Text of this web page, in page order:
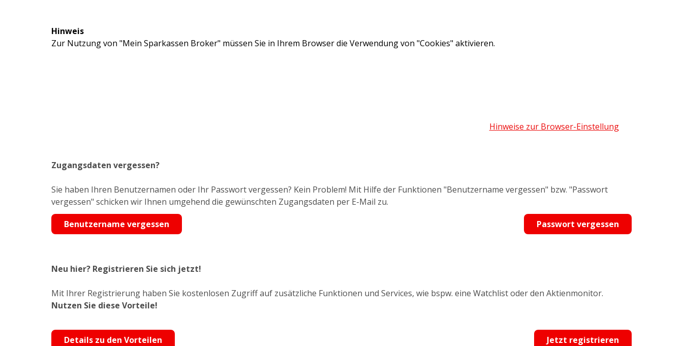
Hinweis
Zur Nutzung von "Mein Sparkassen Broker" müssen Sie in Ihrem Browser die Verwendung von "Cookies" aktivieren.
Hinweise zur Browser-Einstellung
Zugangsdaten vergessen?
Sie haben Ihren Benutzernamen oder Ihr Passwort vergessen? Kein Problem! Mit Hilfe der Funktionen "Benutzername vergessen" bzw. "Passwort
vergessen" schicken wir Ihnen umgehend die gewünschten Zugangsdaten per E-Mail zu.
Benutzername vergessen
Passwort vergessen
Neu hier? Registrieren Sie sich jetzt!
Mit Ihrer Registrierung haben Sie kostenlosen Zugriff auf zusätzliche Funktionen und Services, wie bspw. eine Watchlist oder den Aktienmonitor.
Nutzen Sie diese Vorteile!
Details zu den Vorteilen Jetzt registrieren